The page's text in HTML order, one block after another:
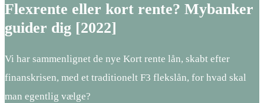
Flexrente eller kort rente? Mybanker
guider dig [2022]
Vi har sammenlignet de nye Kort rente lån, skabt efter
finanskrisen, med et traditionelt F3 flekslån, for hvad skal
man egentlig vælge?